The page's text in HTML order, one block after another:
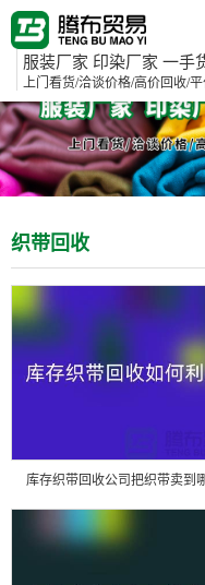
服装厂家 印染厂家 一手
上门看货/洽谈价格/高价回收/
织带回收